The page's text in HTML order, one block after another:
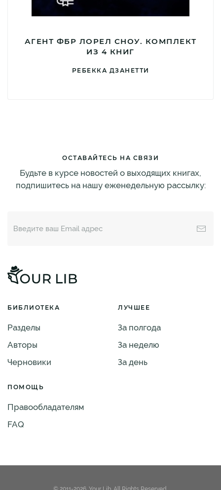
АГЕНТ ФБР ЛОРЕЛ СНОУ. КОМПЛЕКТ
ИЗ 4 КНИГ
РЕБЕККА ДЗАНЕТТИ
ОСТАВАЙТЕСЬ НА СВЯЗИ
Будьте в курсе новостей о выходящих книгах,
подпишитесь на нашу еженедельную рассылку:
БИБЛИОТЕКА
Разделы
Авторы
Черновики
ЛУЧШЕЕ
За полгода
За неделю
За день
ПОМОЩЬ
Правообладателям
FAQ